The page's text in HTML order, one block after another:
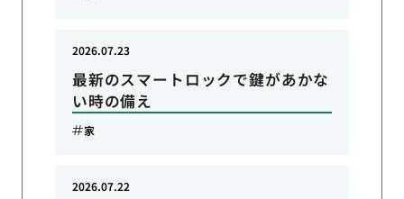
最新のスマートロックで鍵があかな
い時の備え
2026.07.23
家
2026.07.22